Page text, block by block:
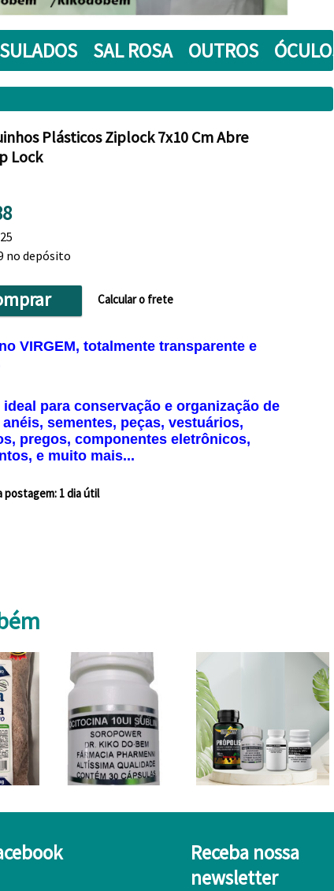
SAL ROSA OUTROS ÓCULOS
Plásticos Ziplock 7x10 Cm Abre
Lock
no depósito
Calcular o frete
VIRGEM, totalmente transparente e
para conservação e organização de
sementes, peças, vestuários,
pregos, componentes eletrônicos,
e muito mais...
postagem: 1 dia útil
Receba nossa
newsletter